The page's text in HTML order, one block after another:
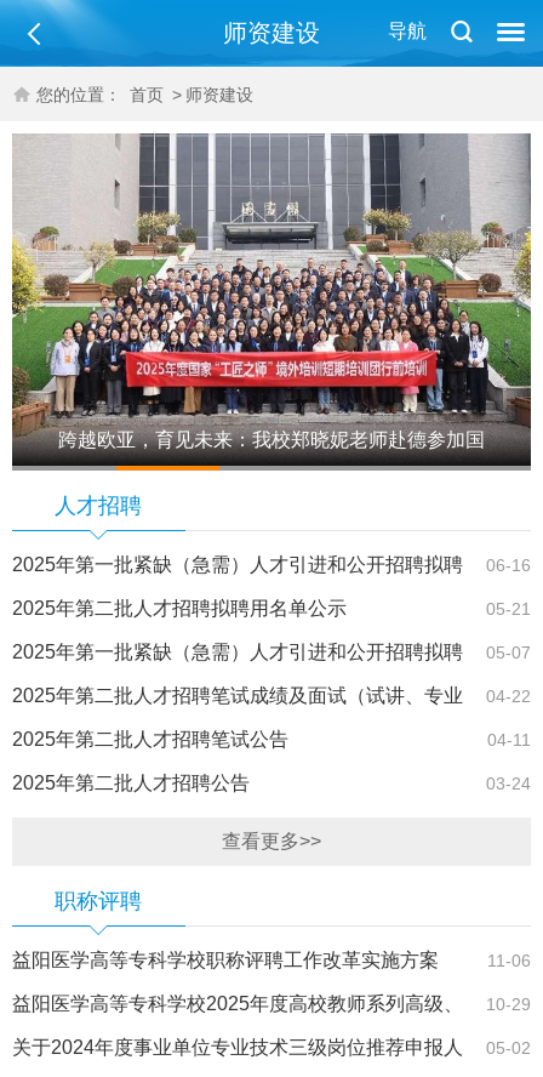
导航
师资建设
您的位置： 首页 > 师资建设
跨越欧亚，育见未来：我校郑晓妮老师赴德参加国
人才招聘
06-16
2025年第一批紧缺（急需）人才引进和公开招聘拟聘
用名单公示 05-21
2025年第二批人才招聘拟聘用名单公示
05-07
2025年第一批紧缺（急需）人才引进和公开招聘拟聘
用名单公示 04-22
2025年第二批人才招聘笔试成绩及面试（试讲、专业
能力测试）相关事项的通知 04-11
2025年第二批人才招聘笔试公告
03-24
2025年第二批人才招聘公告
查看更多>>
职称评聘
11-06
益阳医学高等专科学校职称评聘工作改革实施方案
10-29
益阳医学高等专科学校2025年度高校教师系列高级、
中级专业技术职称拟通过人员名单公示 05-02
关于2024年度事业单位专业技术三级岗位推荐申报人